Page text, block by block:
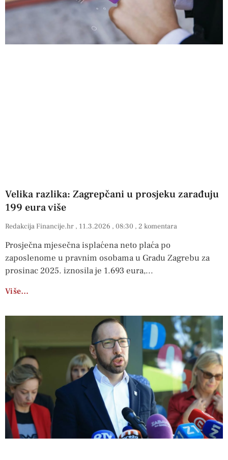
Velika razlika: Zagrepčani u prosjeku zarađuju
199 eura više
Redakcija Financije.hr 11.3.2026 08:30 2 komentara
Prosječna mjesečna isplaćena neto plaća po
zaposlenome u pravnim osobama u Gradu Zagrebu za
prosinac 2025. iznosila je 1.693 eura,
Više…